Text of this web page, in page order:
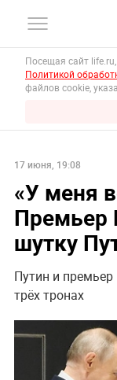
Посещая сайт
Политикой
файлов cookie,
17 июня, 19:08
«У меня
Премьер
шутку
Путин и
трёх тронах